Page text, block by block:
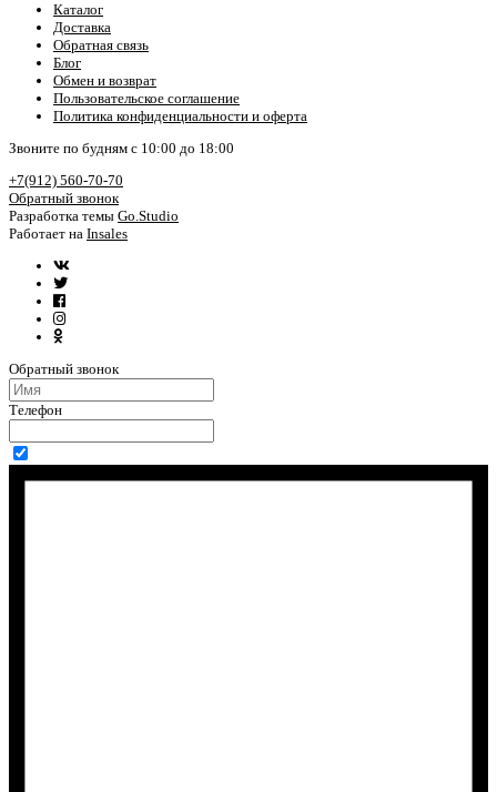
Каталог
Доставка
Обратная связь
Блог
Обмен и возврат
Пользовательское соглашение
Политика конфиденциальности и оферта
Звоните по будням с 10:00 до 18:00
+7(912) 560-70-70
Обратный звонок
Разработка темы Go.Studio
Работает на Insales
Обратный звонок
Телефон